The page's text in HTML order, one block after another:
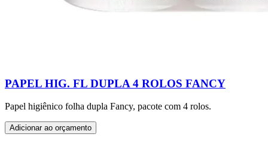
PAPEL HIG. FL DUPLA 4 ROLOS FANCY
Papel higiênico folha dupla Fancy, pacote com 4 rolos.
Adicionar ao orçamento